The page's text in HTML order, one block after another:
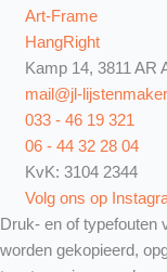
Art-Frame
HangRight
Kamp 14, 3811 AR
mail@jl-
033 - 46 19 321
06 - 44 32 28 04
KvK: 3104 2344
Volg ons op
Druk- en of typefouten
worden gekopieerd,